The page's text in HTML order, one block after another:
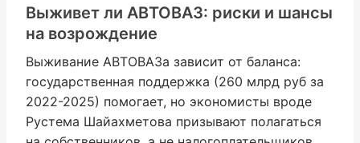
Выживет ли АВТОВАЗ: риски и шансы
на возрождение
Выживание АВТОВАЗа зависит от баланса:
государственная поддержка (260 млрд руб за
2022-2025) помогает, но экономисты вроде
Рустема Шайахметова призывают полагаться